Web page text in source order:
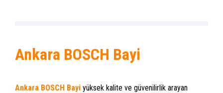
Ankara BOSCH Bayi
Ankara BOSCH Bayi yüksek kalite ve güvenilirlik arayan